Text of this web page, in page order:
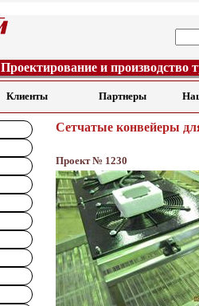
Проектирование и производство
Клиенты Партнеры
Сетчатые конвейеры
Проект № 1230